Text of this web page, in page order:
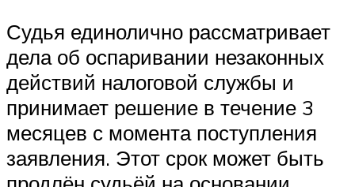
Судья единолично рассматривает
дела об оспаривании незаконных
действий налоговой службы и
принимает решение в течение 3
месяцев с момента поступления
заявления. Этот срок может быть